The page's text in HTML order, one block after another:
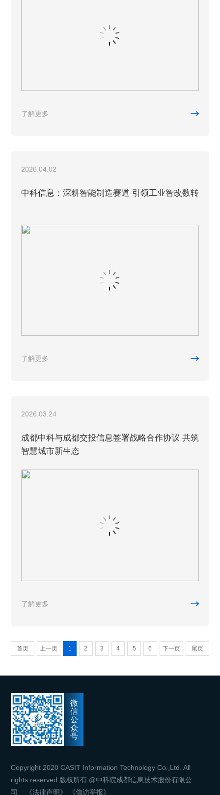
了解更多 
2026.04.02
中科信息：深耕智能制造赛道 引领工业智改数转
了解更多 
2026.03.24
成都中科与成都交投信息签署战略合作协议 共筑
智慧城市新生态
了解更多 
首页 上一页 1 2 3 4 5 6 下一页 尾页
微
信
公
众
号
Copyright 2020 CASIT Information Technology Co.,Ltd. All
rights reserved 版权所有 @中科院成都信息技术股份有限公
司
《法律声明》 《信访举报》